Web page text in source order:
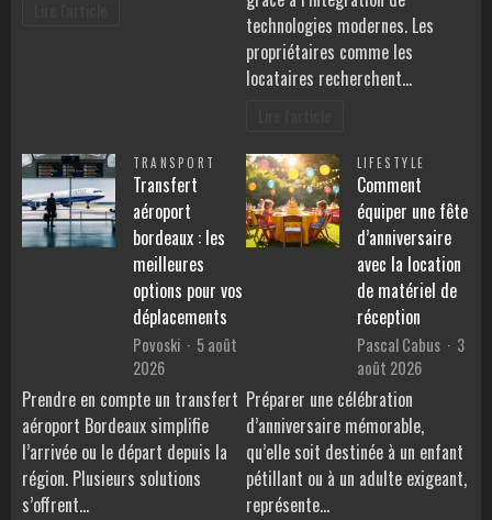
technologies modernes. Les
propriétaires comme les
locataires recherchent…
TRANSPORT
Transfert
aéroport
bordeaux : les
meilleures
options pour vos
déplacements
Povoski
5 août
2026
Prendre en compte un transfert
aéroport Bordeaux simplifie
l’arrivée ou le départ depuis la
région. Plusieurs solutions
s’offrent…
LIFESTYLE
Comment
équiper une fête
d’anniversaire
avec la location
de matériel de
réception
Pascal Cabus
3
août 2026
Préparer une célébration
d’anniversaire mémorable,
qu’elle soit destinée à un enfant
pétillant ou à un adulte exigeant,
représente…